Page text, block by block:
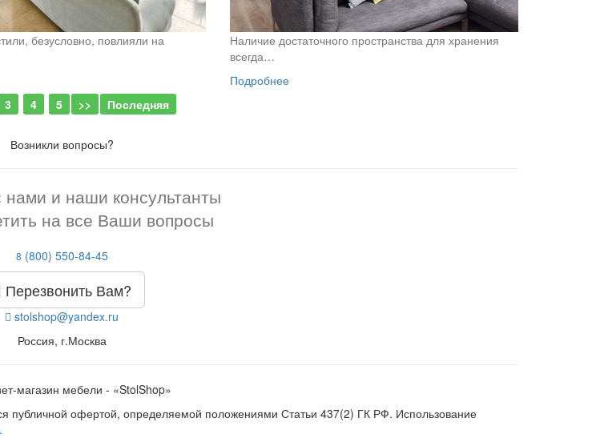
безусловно, повлияли на
Наличие достаточного пространства для хранения
всегда…
Подробнее
3 4 5 >> Последняя
Возникли вопросы?
нами и наши консультанты
на все Ваши вопросы
8 (800) 550-84-45
Перезвонить Вам?
stolshop@yandex.ru
Россия, г.Москва
магазин мебели - «StolShop»
публичной офертой, определяемой положениями Статьи 437(2) ГК РФ. Использование